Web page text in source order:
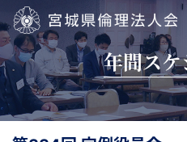
宮城県倫理法人会年間ス